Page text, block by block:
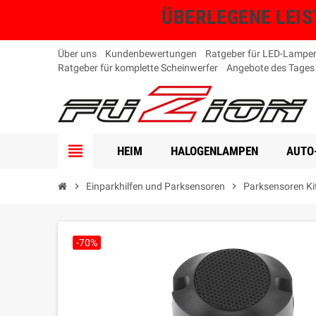
ÜBERLEGENE
Über uns Kundenbewertungen Ratgeber für LED-
Ratgeber für komplette Scheinwerfer
Angebote des Tages
view_headline HEIM HALOGENLAMPEN
chevron_right Einparkhilfen und Parksensoren chevron_right Parksensoren
-70%